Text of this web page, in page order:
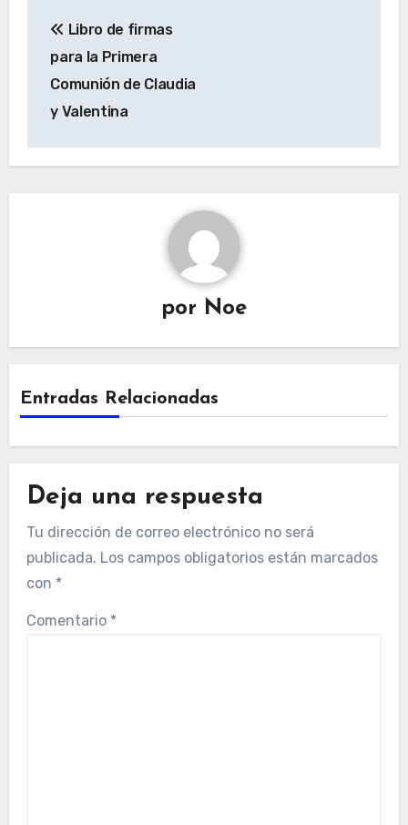
de
entradas
Libro de firmas
para la Primera
Comunión de Claudia
y Valentina
por Noe
Entradas Relacionadas
Deja una respuesta
Tu dirección de correo electrónico no será
publicada. Los campos obligatorios están marcados
con *
Comentario *